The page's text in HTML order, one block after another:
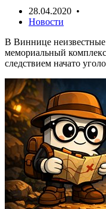
28.04.2020 •
Новости
В Виннице неизвестные
мемориальный
следствием начато